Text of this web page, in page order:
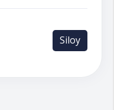
Siloy